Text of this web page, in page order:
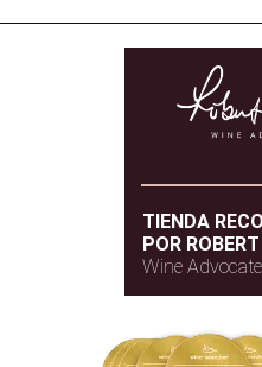
TIENDA
POR
Wine